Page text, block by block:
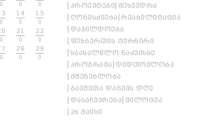
0 0 0
0
14
0
15
0
0
21
0
22
0
0
28
0
29
0
ᲞᲠᲝᲔᲥᲢᲔᲑᲘ ᲨᲔᲮᲕᲔᲓᲠᲐ
ᲦᲝᲜᲘᲡᲫᲘᲔᲑᲐ ᲠᲔᲐᲑᲘᲚᲘᲢᲐᲪᲘᲐ
ᲓᲐᲯᲘᲚᲓᲝᲔᲑᲐ
ᲤᲔᲮᲑᲣᲠᲗᲘᲡ ᲢᲣᲠᲜᲘᲠᲘ
ᲡᲐᲐᲮᲐᲚᲬᲚᲝ ᲜᲐᲫᲕᲘᲡᲮᲔ
ᲞᲠᲝᲒᲠᲐᲛᲐ ᲓᲘᲓᲗᲝᲕᲚᲝᲑᲐ
ᲛᲨᲔᲜᲔᲑᲚᲝᲑᲐ
ᲑᲐᲕᲨᲕᲗᲐ ᲓᲐᲪᲕᲘᲡ ᲓᲦᲔ
ᲓᲐᲡᲐᲩᲣᲥᲠᲔᲑᲐ ᲛᲘᲚᲝᲪᲕᲐ
26 ᲛᲐᲘᲡᲘ